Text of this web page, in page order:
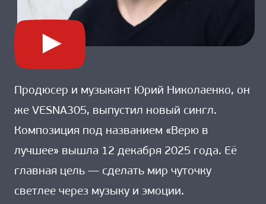
Продюсер и музыкант Юрий Николаенко, он
же VESNA305, выпустил новый сингл.
Композиция под названием «Верю в
лучшее» вышла 12 декабря 2025 года. Её
главная цель — сделать мир чуточку
светлее через музыку и эмоции.